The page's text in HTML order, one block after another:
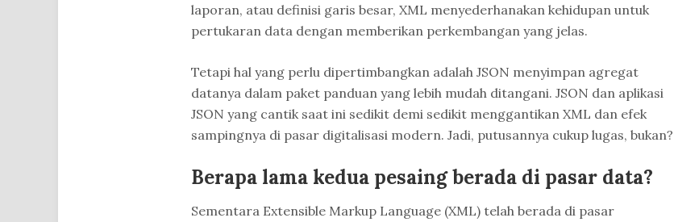
laporan, atau definisi garis besar, XML menyederhanakan kehidupan untuk
pertukaran data dengan memberikan perkembangan yang jelas.
Tetapi hal yang perlu dipertimbangkan adalah JSON menyimpan agregat
datanya dalam paket panduan yang lebih mudah ditangani. JSON dan aplikasi
JSON yang cantik saat ini sedikit demi sedikit menggantikan XML dan efek
sampingnya di pasar digitalisasi modern. Jadi, putusannya cukup lugas, bukan?
Berapa lama kedua pesaing berada di pasar data?
Sementara Extensible Markup Language (XML) telah berada di pasar